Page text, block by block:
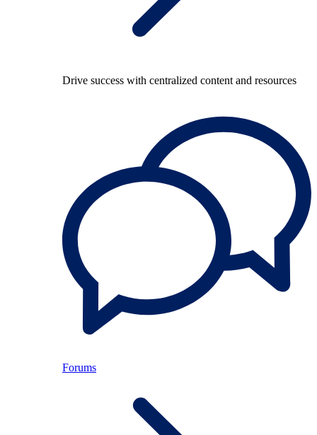
Drive success with centralized content and resources
Forums